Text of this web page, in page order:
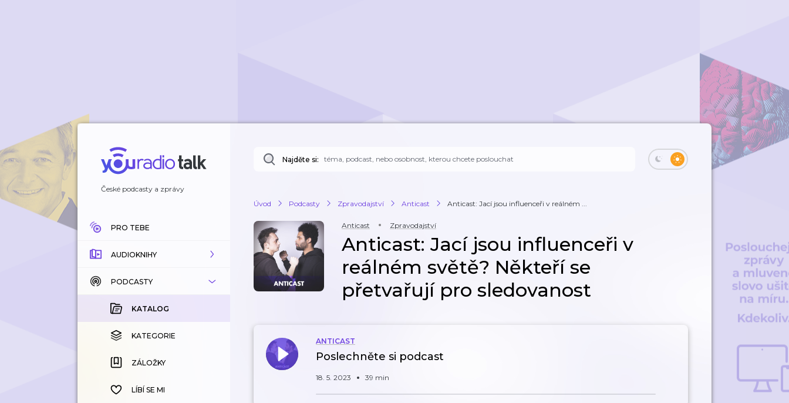
České podcasty a zprávy
PRO TEBE
AUDIOKNIHY
KATALOG
KOUPENÉ
KATEGORIE
ZÁLOŽKY
HISTORIE
PODCASTY
KATALOG
KATEGORIE
ZÁLOŽKY
LÍBÍ SE MI
Najděte si:
Úvod Podcasty Zpravodajství Anticast Anticast: Jací jsou influenceři v reálném ...
Anticast Zpravodajství
Anticast: Jací jsou influenceři v
reálném světě? Někteří se
přetvařují pro sledovanost
ANTICAST
Poslechněte si podcast
18. 5. 2023 39 min